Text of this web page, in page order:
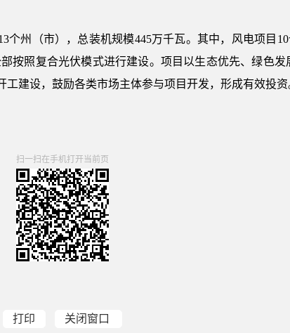
个州（市），总装机规模445万千瓦。其中，风电项目
按照复合光伏模式进行建设。项目以生态优先、绿色
建设，鼓励各类市场主体参与项目开发，形成有效投资
扫一扫在手机打开当前页
打印 关闭窗口